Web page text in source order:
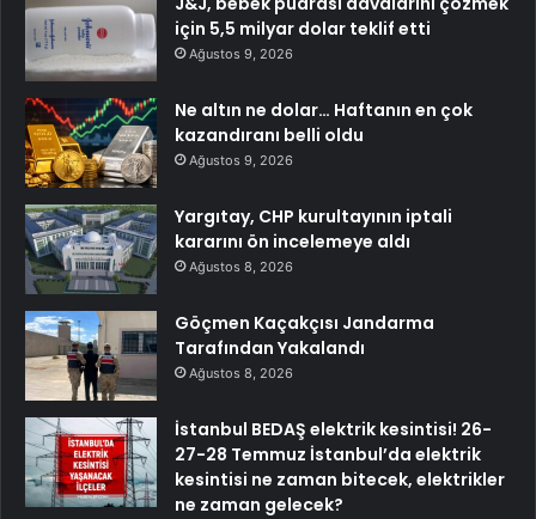
için 5,5 milyar dolar teklif etti
Ağustos 9, 2026
Ne altın ne dolar… Haftanın en çok
kazandıranı belli oldu
Ağustos 9, 2026
Yargıtay, CHP kurultayının iptali
kararını ön incelemeye aldı
Ağustos 8, 2026
Göçmen Kaçakçısı Jandarma
Tarafından Yakalandı
Ağustos 8, 2026
İstanbul BEDAŞ elektrik kesintisi! 26-
27-28 Temmuz İstanbul’da elektrik
kesintisi ne zaman bitecek, elektrikler
ne zaman gelecek?